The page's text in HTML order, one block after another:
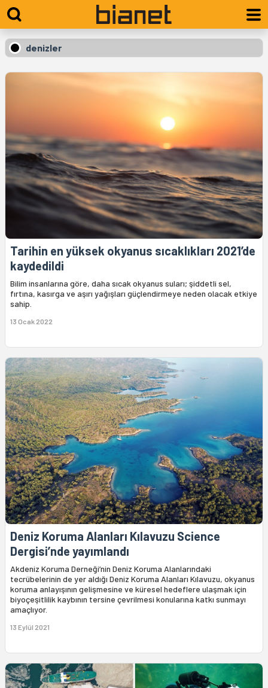
denizler
Tarihin en yüksek okyanus sıcaklıkları 2021’de
kaydedildi
Bilim insanlarına göre, daha sıcak okyanus suları; şiddetli sel,
fırtına, kasırga ve aşırı yağışları güçlendirmeye neden olacak etkiye
sahip.
13 Ocak 2022
Deniz Koruma Alanları Kılavuzu Science
Dergisi’nde yayımlandı
Akdeniz Koruma Derneği’nin Deniz Koruma Alanlarındaki
tecrübelerinin de yer aldığı Deniz Koruma Alanları Kılavuzu, okyanus
koruma anlayışının gelişmesine ve küresel hedeflere ulaşmak için
biyoçeşitlilik kaybının tersine çevrilmesi konularına katkı sunmayı
amaçlıyor.
13 Eylül 2021